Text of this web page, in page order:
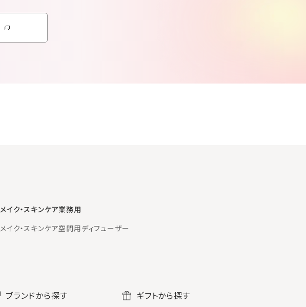
メイク・スキンケア
メイク・スキンケア
業務用
空間用ディフューザー
ブランドから探す ギフトから探す